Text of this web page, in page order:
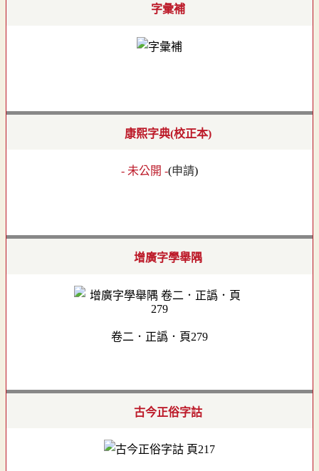
字彙補
康熙字典(校正本)
- 未公開 -(申請)
增廣字學舉隅
卷二．正譌．頁279
古今正俗字詁